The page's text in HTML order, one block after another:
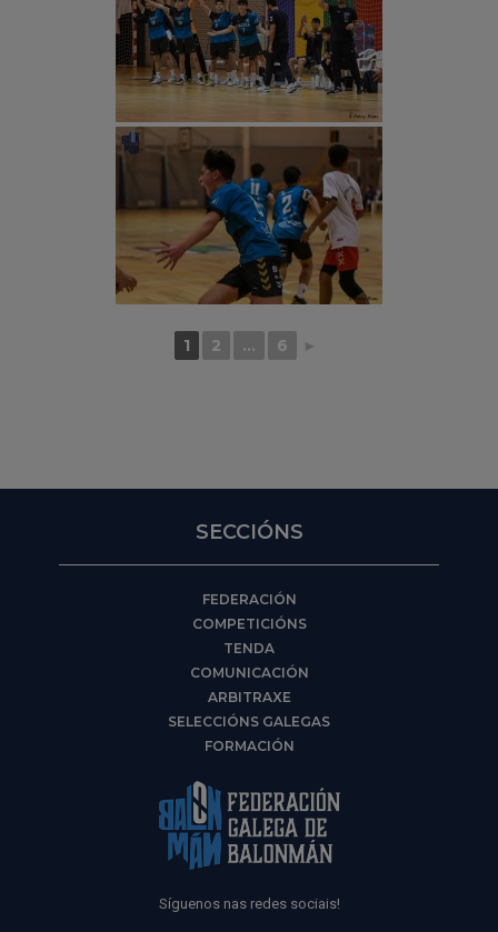
1 2 ... 6 ►
SECCIÓNS
FEDERACIÓN
COMPETICIÓNS
TENDA
COMUNICACIÓN
ARBITRAXE
SELECCIÓNS GALEGAS
FORMACIÓN
Síguenos nas redes sociais!